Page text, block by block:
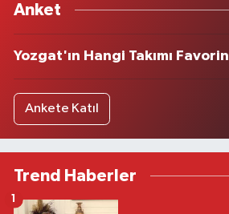
Anket
Yozgat'ın Hangi Takımı Favorin
Ankete Katıl
Trend Haberler
1